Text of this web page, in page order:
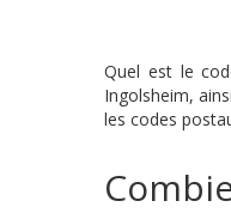
Quel est le
Ingolsheim,
les codes